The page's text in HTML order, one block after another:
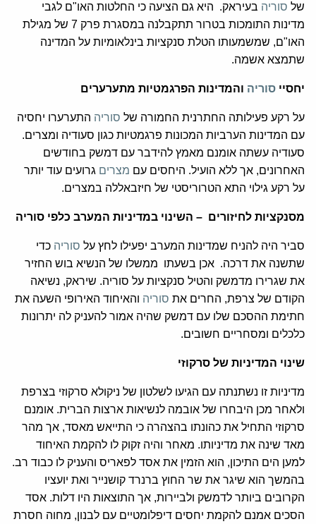
של סוריה בעיראק. היא גם הציעה כי החלטות האו"ם לגבי
מדינות התומכות בטרור תתקבלנה במסגרת פרק 7 של מגילת
האו"ם, שמשמעותו הטלת סנקציות בינלאומיות על המדינה
שתמצא אשמה.
יחסיי סוריה והמדינות הפרגמטיות מתערערים
על רקע פעילותה החתרנית החמורה של סוריה התערערו יחסיה
עם המדינות הערביות המכונות פרגמטיות כגון סעודיה ומצרים.
סעודיה עשתה אומנם מאמץ להידבר עם דמשק בחודשים
האחרונים, אך ללא הועיל. היחסים עם מצרים גרועים עוד יותר
על רקע גילוי התא הטרוריסטי של חיזבאללה במצרים.
מסנקציות לחיזורים – השינוי במדיניות המערב כלפי סוריה
סביר היה להניח שמדינות המערב יפעילו לחץ על סוריה כדי
שתשנה את דרכה. אכן בשעתו ממשלו של הנשיא בוש החזיר
את שגרירו מדמשק והטיל סנקציות על סוריה. שיראק, נשיאה
הקודם של צרפת, החרים את סוריה והאיחוד האירופי השעה את
חתימת ההסכם שלו עם דמשק שהיה אמור להעניק לה יתרונות
כלכלים ומסחריים חשובים.
שינוי המדיניות של סרקוזי
מדיניות זו נשתנתה עם הגיעו לשלטון של ניקולא סרקוזי בצרפת
ולאחר מכן היבחרו של אובמה לנשיאות ארצות הברית. אומנם
סרקוזי התחיל את כהונתו בהצהרה כי התייאש מאסד, אך מהר
מאד שינה את מדיניותו. מאחר והיה זקוק לו להקמת האיחוד
למען הים התיכון, הוא הזמין את אסד לפאריס והעניק לו כבוד רב.
בהמשך הוא שיגר את שר החוץ ברנרד קושנייר ואת יועציו
הקרובים ביותר לדמשק ולביירות, אך התוצאות היו דלות. אסד
הסכים אמנם להקמת יחסים דיפלומטיים עם לבנון, מחוה חסרת